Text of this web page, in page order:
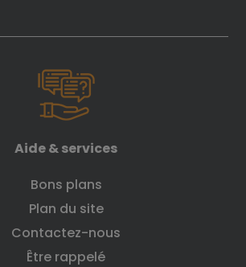
Aide & services
Bons plans
Plan du site
Contactez-nous
Être rappelé